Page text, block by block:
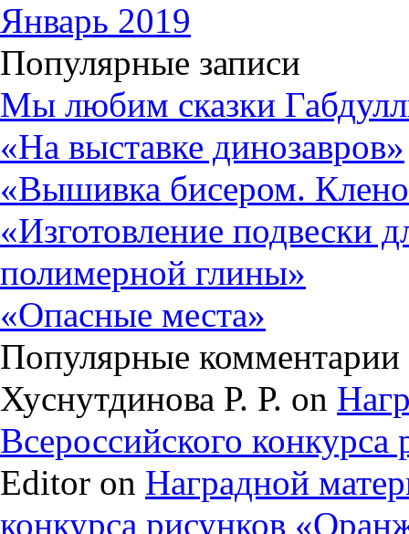
Январь 2019
Популярные записи
Мы любим сказки
«На выставке динозавров»
«Вышивка бисером.
«Изготовление подвески
полимерной глины»
«Опасные места»
Популярные комментарии
Хуснутдинова Р. Р. on
Всероссийского
Editor on Наградной
конкурса рисунков